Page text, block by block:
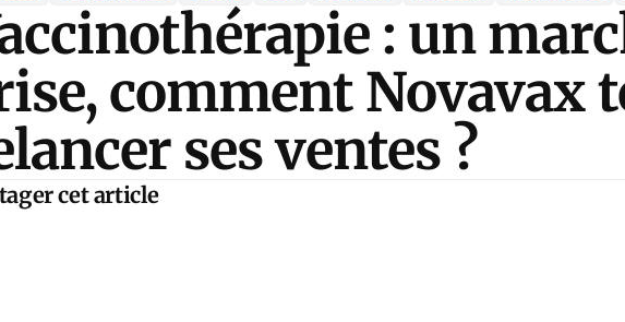
: un
comment Novavax
ses ventes ?
cet article